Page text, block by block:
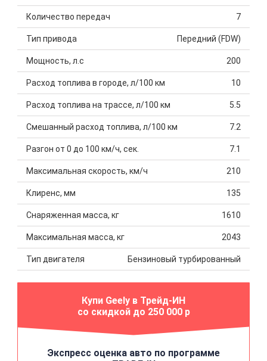
Количество передач 7
Тип привода Передний (FDW)
Мощность, л.с 200
Расход топлива в городе, л/100 км 10
Расход топлива на трассе, л/100 км 5.5
Смешанный расход топлива, л/100 км 7.2
Разгон от 0 до 100 км/ч, сек. 7.1
Максимальная скорость, км/ч 210
Клиренс, мм 135
Снаряженная масса, кг 1610
Максимальная масса, кг 2043
Тип двигателя Бензиновый турбированный
Купи Geely в Трейд-ИН
со скидкой до 250 000 р
Экспресс оценка авто по программе